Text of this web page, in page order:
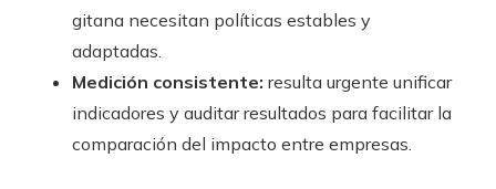
gitana necesitan políticas estables y
adaptadas.
Medición consistente: resulta urgente unificar
indicadores y auditar resultados para facilitar la
comparación del impacto entre empresas.